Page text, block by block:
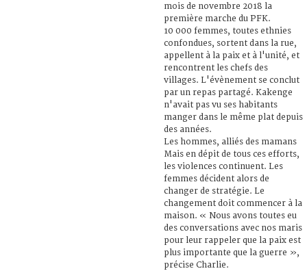
mois de novembre 2018 la
première marche du PFK.
10 000 femmes, toutes ethnies
confondues, sortent dans la rue,
appellent à la paix et à l'unité, et
rencontrent les chefs des
villages. L'évènement se conclut
par un repas partagé. Kakenge
n'avait pas vu ses habitants
manger dans le même plat depuis
des années.
Les hommes, alliés des mamans
Mais en dépit de tous ces efforts,
les violences continuent. Les
femmes décident alors de
changer de stratégie. Le
changement doit commencer à la
maison. « Nous avons toutes eu
des conversations avec nos maris
pour leur rappeler que la paix est
plus importante que la guerre »,
précise Charlie.